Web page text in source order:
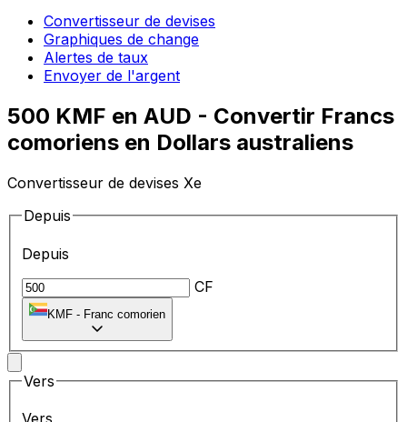
Convertisseur de devises
Graphiques de change
Alertes de taux
Envoyer de l'argent
500 KMF en AUD - Convertir Francs
comoriens en Dollars australiens
Convertisseur de devises Xe
Depuis
Depuis
CF
KMF - Franc comorien
Vers